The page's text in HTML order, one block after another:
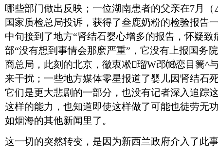
哪些部门做出反映；一位湖南患者的父亲在7月（
国家质检总局投诉，获得了叁鹿奶粉的检验报告
中旬接到了地方“肾结石婴心增多的报告，怀疑
部“没有想到事情会那麽严重”，它没有上报国务
商总局，此刻的北京，徽衷凇瑠W邔⒅恋目簥^
来干扰；一些地方媒体零星报道了婴儿因肾结石
它们是更大悲剧的一部分，也没有记者深入追踪
这样的能力，也知道即使这样做了可能也徒劳无
如烟海的其他新闻里了。
这一切的突然转变，是因为新西兰政府介入了此